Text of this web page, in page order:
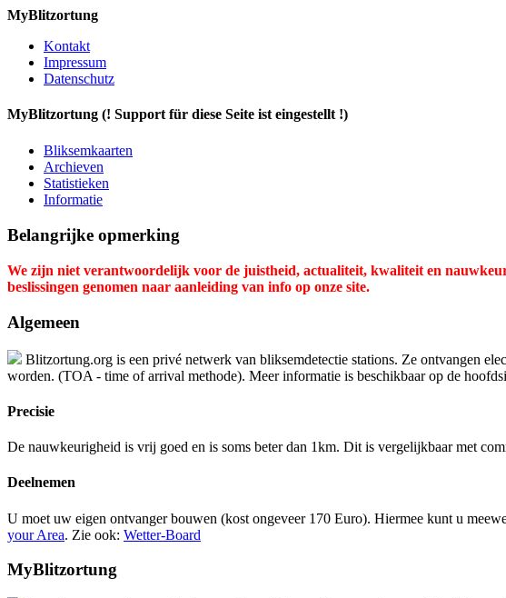
MyBlitzortung
Kontakt
Impressum
Datenschutz
MyBlitzortung (! Support für diese Seite ist eingestellt !)
Bliksemkaarten
Archieven
Statistieken
Informatie
Belangrijke opmerking
We zijn niet verantwoordelijk voor de juistheid, actualiteit, kwaliteit en
beslissingen genomen naar aanleiding van info op onze site.
Algemeen
Blitzortung.org is een privé netwerk van bliksemdetectie stations. Ze ontvangen
worden. (TOA - time of arrival methode). Meer informatie is beschikbaar op de
Precisie
De nauwkeurigheid is vrij goed en is soms beter dan 1km. Dit is vergelijkbaar met
Deelnemen
U moet uw eigen ontvanger bouwen (kost ongeveer 170 Euro). Hiermee kunt u
your Area. Zie ook: Wetter-Board
MyBlitzortung